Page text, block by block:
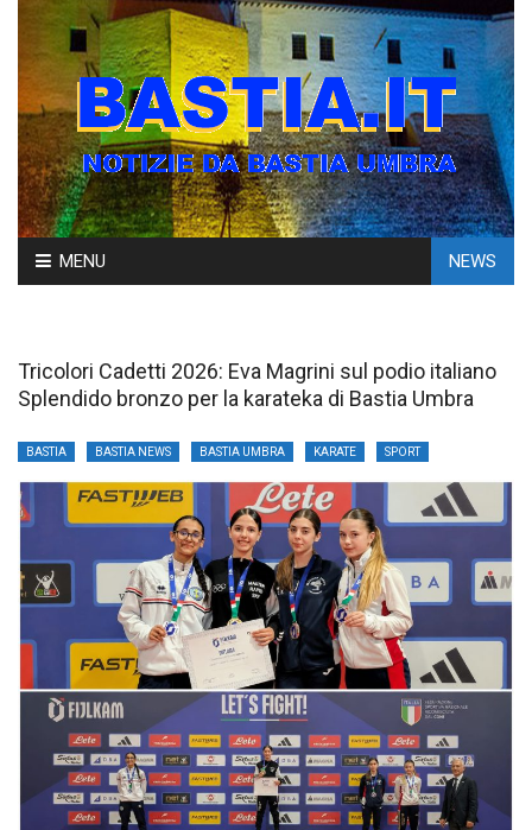
Skip
to
MENU NEWS
Tricolori Cadetti 2026: Eva Magrini sul podio italiano
Splendido bronzo per la karateka di Bastia Umbra
BASTIA BASTIA NEWS BASTIA UMBRA KARATE SPORT